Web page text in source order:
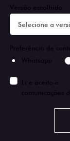
Versão escolhida
Preferência de
Whatsapp
Li e aceito a
comunicações